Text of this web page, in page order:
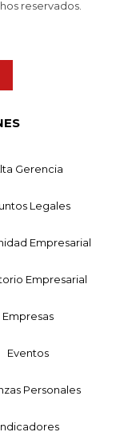
reservados.
Gerencia
Legales
Empresarial
Empresarial
Empresas
Eventos
Personales